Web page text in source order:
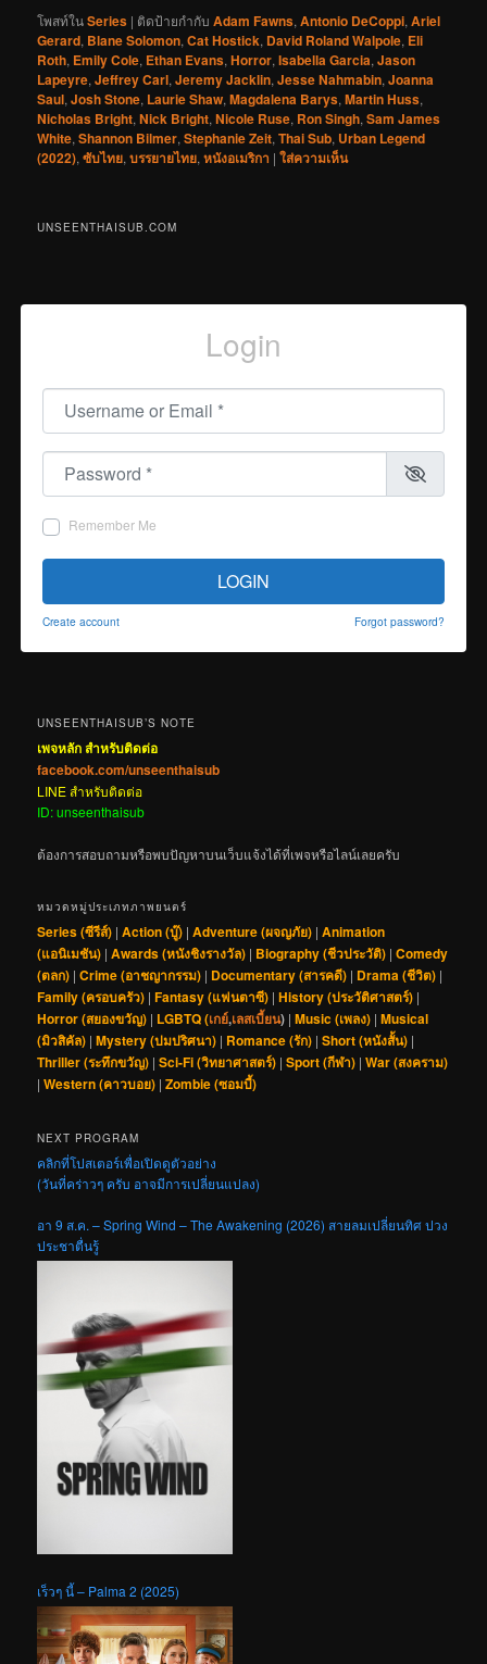
โพสท์ในSeries | ติดป้ายกำกับ Adam Fawns,Antonio DeCoppi,Ariel
Gerard, Blane Solomon,Cat Hostick, David Roland Walpole, Eli
Roth, Emily Cole, Ethan Evans,Horror,Isabella Garcia,Jason
Lapeyre,Jeffrey Carl,Jeremy Jacklin,Jesse Nahmabin,Joanna
Saul,Josh Stone, Laurie Shaw,Magdalena Barys,Martin Huss,
Nicholas Bright,Nick Bright,Nicole Ruse, Ron Singh,Sam James
White,Shannon Bilmer,Stephanie Zeit,Thai Sub, Urban Legend
(2022),ซับไทย,บรรยายไทย,หนังอเมริกา |ใส่ความเห็น
UNSEENTHAISUB.COM
Login
Username or Email
Password
Remember Me
LOGIN
Create account Forgot password?
UNSEENTHAISUB’S NOTE
เพจหลัก สำหรับติดต่อ
facebook.com/unseenthaisub
LINE สำหรับติดต่อ
ID: unseenthaisub
ต้องการสอบถามหรือพบปัญหาบนเว็บแจ้งได้ที่เพจหรือไลน์เลยครับ
หมวดหมู่ประเภทภาพยนตร์
Series (ซีรีส์) |Action (บู๊) |Adventure (ผจญภัย) |Animation
(แอนิเมชัน) |Awards (หนังชิงรางวัล) | Biography (ชีวประวัติ) |Comedy
(ตลก) |Crime (อาชญากรรม) | Documentary (สารคดี) | Drama (ชีวิต) |
Family (ครอบครัว) |Fantasy (แฟนตาซี) |History (ประวัติศาสตร์) |
Horror (สยองขวัญ) | LGBTQ (เกย์,เลสเบี้ยน) |Music (เพลง) |Musical
(มิวสิคัล) |Mystery (ปมปริศนา) | Romance (รัก) |Short (หนังสั้น) |
Thriller (ระทึกขวัญ) |Sci-Fi (วิทยาศาสตร์) |Sport (กีฬา) |War (สงคราม)
|Western (คาวบอย) |Zombie (ซอมบี้)
NEXT PROGRAM
คลิกที่โปสเตอร์เพื่อเปิดดูตัวอย่าง
(วันที่คร่าวๆ ครับ อาจมีการเปลี่ยนแปลง)
อา 9 ส.ค. – Spring Wind – The Awakening (2026) สายลมเปลี่ยนทิศ ปวง
ประชาตื่นรู้
เร็วๆ นี้ – Palma 2 (2025)